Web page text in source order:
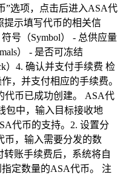
”选项，点击后进入ASA代
提示填写代币的相关信
号（Symbol） - 总供应量
） - 是否可冻结
）4. 确认并支付手续费 检
，并支付相应的手续费。
代币已成功创建。 ASA代
包中，输入目标接收地
代币的支持。2. 设置分
币，输入需要分发的数
账手续费后，系统将自
定数量的ASA代币。 注